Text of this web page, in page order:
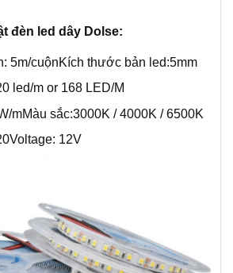
đèn led dây Dolse:
5m/cuộnKích thước bản led:5mm
led/m or 168 LED/M
mMàu sắc:3000K / 4000K / 6500K
Voltage: 12V